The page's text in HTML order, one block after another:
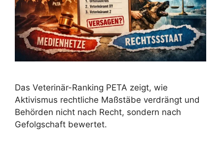
Das Veterinär-Ranking PETA zeigt, wie
Aktivismus rechtliche Maßstäbe verdrängt und
Behörden nicht nach Recht, sondern nach
Gefolgschaft bewertet.